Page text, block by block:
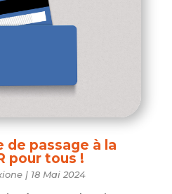
de passage à la
pour tous !
| 18 Mai 2024